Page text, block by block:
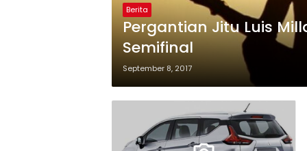
Berita
Pergantian Jitu Luis
Semifinal
September 8, 2017